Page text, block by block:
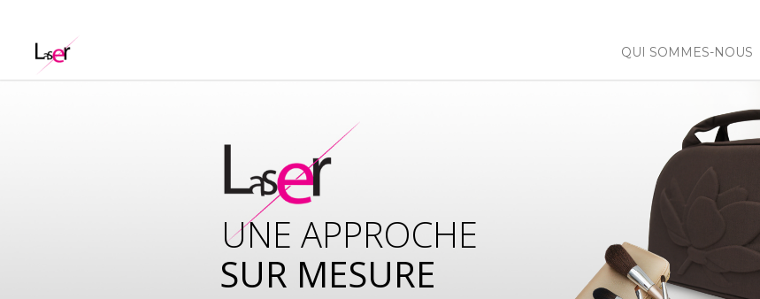
QUI SOMMES-NOUS
SUR MESURE
UNE APPROCHE